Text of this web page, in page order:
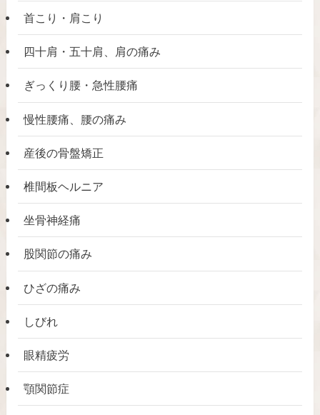
首こり・肩こり
四十肩・五十肩、肩の痛み
ぎっくり腰・急性腰痛
慢性腰痛、腰の痛み
産後の骨盤矯正
椎間板ヘルニア
坐骨神経痛
股関節の痛み
ひざの痛み
しびれ
眼精疲労
顎関節症